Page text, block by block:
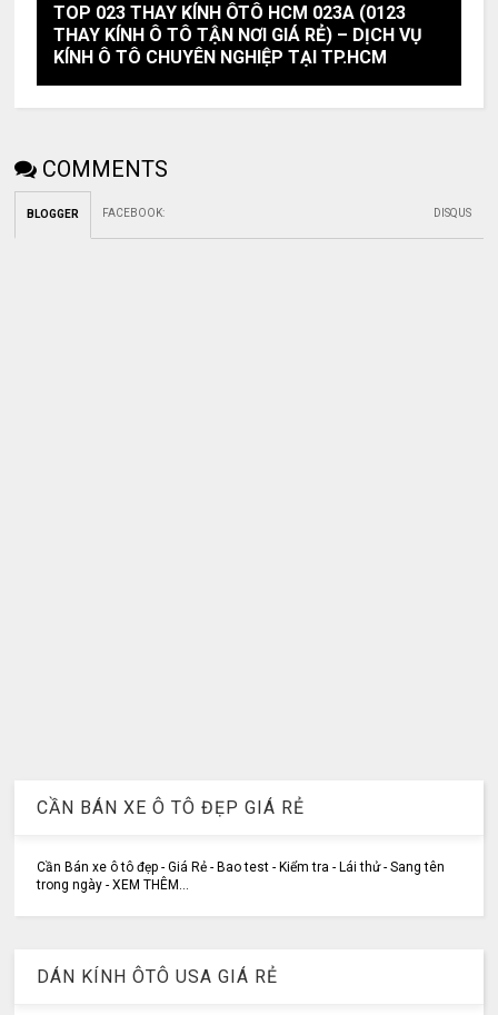
TOP 023 THAY KÍNH ÔTÔ HCM 023A (0123
THAY KÍNH Ô TÔ TẬN NƠI GIÁ RẺ) – DỊCH VỤ
KÍNH Ô TÔ CHUYÊN NGHIỆP TẠI TP.HCM
COMMENTS
BLOGGER FACEBOOK: DISQUS
CẦN BÁN XE Ô TÔ ĐẸP GIÁ RẺ
Cần Bán xe ô tô đẹp - Giá Rẻ - Bao test - Kiểm tra - Lái thử - Sang tên
trong ngày - XEM THÊM...
DÁN KÍNH ÔTÔ USA GIÁ RẺ